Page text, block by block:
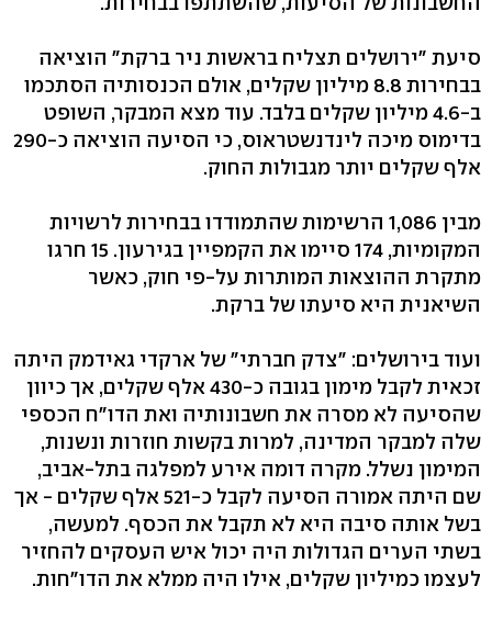
סיעת "ירושלים תצליח בראשות ניר ברקת" הוציאה
בבחירות 8.8 מיליון שקלים, אולם הכנסותיה הסתכמו
ב-4.6 מיליון שקלים בלבד. עוד מצא המבקר, השופט
בדימוס מיכה לינדנשטראוס, כי הסיעה הוציאה כ-290
אלף שקלים יותר מגבולות החוק.
מבין 1,086 הרשימות שהתמודדו בבחירות לרשויות
המקומיות, 174 סיימו את הקמפיין בגירעון. 15 חרגו
מתקרת ההוצאות המותרות על-פי חוק, כאשר
השיאנית היא סיעתו של ברקת.
ועוד בירושלים: "צדק חברתי" של ארקדי גאידמק היתה
זכאית לקבל מימון בגובה כ-430 אלף שקלים, אך כיוון
שהסיעה לא מסרה את חשבונותיה ואת הדו"ח הכספי
שלה למבקר המדינה, למרות בקשות חוזרות ונשנות,
המימון נשלל. מקרה דומה אירע למפלגה בתל-אביב,
שם היתה אמורה הסיעה לקבל כ-521 אלף שקלים - אך
בשל אותה סיבה היא לא תקבל את הכסף. למעשה,
בשתי הערים הגדולות היה יכול איש העסקים להחזיר
לעצמו כמיליון שקלים, אילו היה ממלא את הדו"חות.